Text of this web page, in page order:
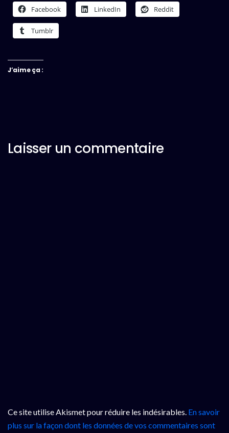
Facebook LinkedIn Reddit
Tumblr
J’aime ça :
Laisser un commentaire
Ce site utilise Akismet pour réduire les indésirables. En savoir
plus sur la façon dont les données de vos commentaires sont